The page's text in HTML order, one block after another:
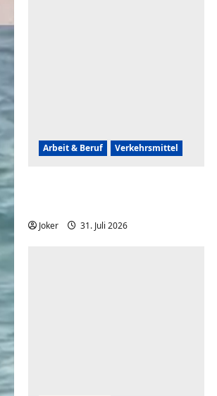
Arbeit & Beruf Verkehrsmittel
Joker 31. Juli 2026